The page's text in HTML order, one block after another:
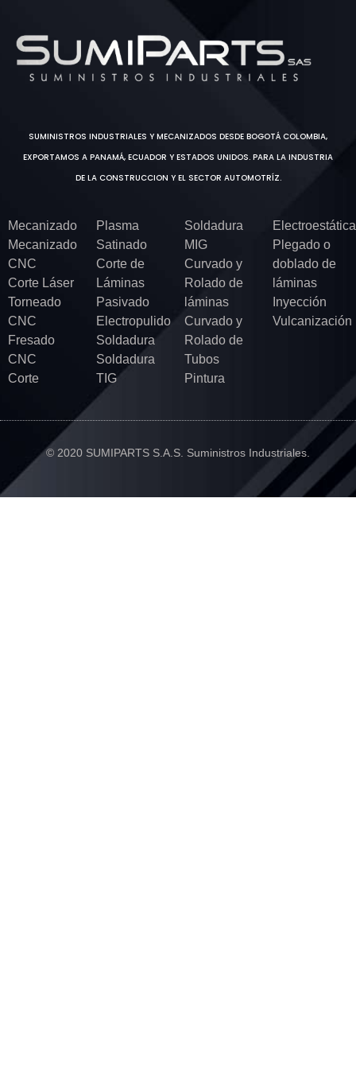
SUMINISTROS INDUSTRIALES Y MECANIZADOS DESDE BOGOTÁ COLOMBIA,
EXPORTAMOS A PANAMÁ, ECUADOR Y ESTADOS UNIDOS. PARA LA INDUSTRIA
DE LA CONSTRUCCION Y EL SECTOR AUTOMOTRÍZ.
Mecanizado
Mecanizado
CNC
Corte Láser
Torneado
CNC
Fresado
CNC
Corte
Plasma
Satinado
Corte de
Láminas
Pasivado
Electropulido
Soldadura
Soldadura
TIG
Soldadura
MIG
Curvado y
Rolado de
láminas
Curvado y
Rolado de
Tubos
Pintura
Electroestática
Plegado o
doblado de
láminas
Inyección
Vulcanización
© 2020 SUMIPARTS S.A.S. Suministros Industriales.